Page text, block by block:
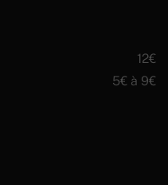
12€
5€ à 9€